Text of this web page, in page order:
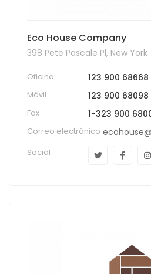
Eco House Company
398 Pete Pascale Pl, New York
Oficina 123 900 68668
Móvil 123 900 68098
Fax 1-323 900
Correo electrónico
Social